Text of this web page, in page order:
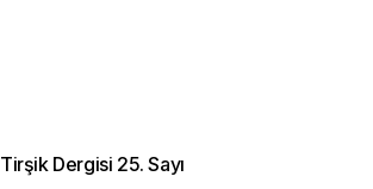
Tirşik Dergisi 25. Sayı